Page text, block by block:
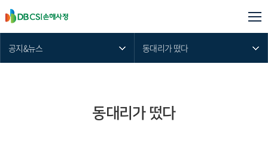
공지&뉴스 동대리가 떴다
동대리가 떴다